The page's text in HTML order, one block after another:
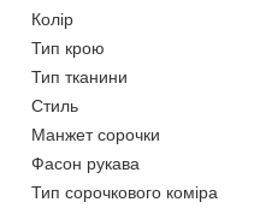
Колір
Тип крою
Тип тканини
Стиль
Манжет сорочки
Фасон рукава
Тип сорочкового коміра